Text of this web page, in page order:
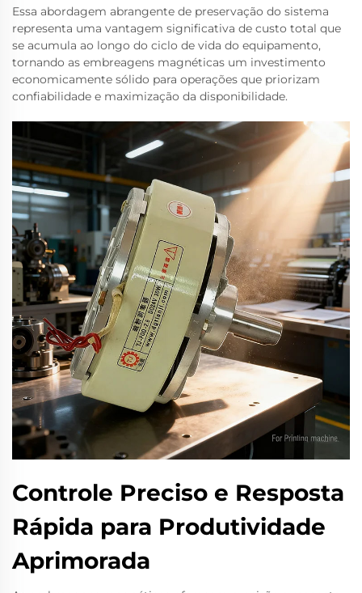
Essa abordagem abrangente de preservação do sistema
representa uma vantagem significativa de custo total que
se acumula ao longo do ciclo de vida do equipamento,
tornando as embreagens magnéticas um investimento
economicamente sólido para operações que priorizam
confiabilidade e maximização da disponibilidade.
Controle Preciso e Resposta
Rápida para Produtividade
Aprimorada